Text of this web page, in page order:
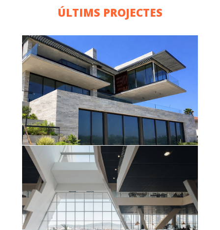
ÚLTIMS PROJECTES
VIVIENDA UNIFAMILIAR
(GARRAF)
Més informació